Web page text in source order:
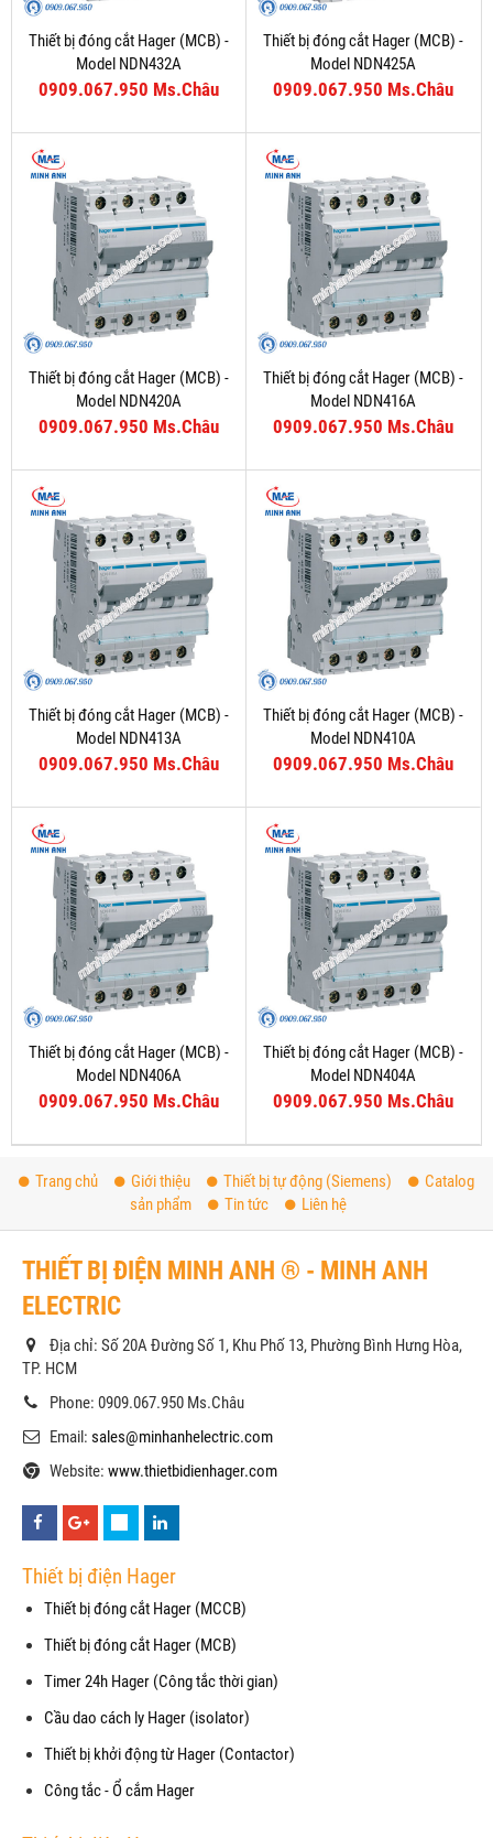
Thiết bị đóng cắt Hager (MCB) -
Model NDN432A
0909.067.950 Ms.Châu
Thiết bị đóng cắt Hager (MCB) -
Model NDN425A
0909.067.950 Ms.Châu
Thiết bị đóng cắt Hager (MCB) -
Model NDN420A
0909.067.950 Ms.Châu
Thiết bị đóng cắt Hager (MCB) -
Model NDN416A
0909.067.950 Ms.Châu
Thiết bị đóng cắt Hager (MCB) -
Model NDN413A
0909.067.950 Ms.Châu
Thiết bị đóng cắt Hager (MCB) -
Model NDN410A
0909.067.950 Ms.Châu
Thiết bị đóng cắt Hager (MCB) -
Model NDN406A
0909.067.950 Ms.Châu
Thiết bị đóng cắt Hager (MCB) -
Model NDN404A
0909.067.950 Ms.Châu
Trang chủ Giới thiệu Thiết bị tự động (Siemens)
Catalog
sản phẩm
Tin tức Liên hệ
THIẾT BỊ ĐIỆN MINH ANH ® - MINH ANH
ELECTRIC
Địa chỉ: Số 20A Đường Số 1, Khu Phố 13, Phường Bình Hưng Hòa,
TP. HCM
Phone: 0909.067.950 Ms.Châu
Email: sales@minhanhelectric.com
Website: www.thietbidienhager.com
Thiết bị điện Hager
Thiết bị đóng cắt Hager (MCCB)
Thiết bị đóng cắt Hager (MCB)
Timer 24h Hager (Công tắc thời gian)
Cầu dao cách ly Hager (isolator)
Thiết bị khởi động từ Hager (Contactor)
Công tắc - Ổ cắm Hager